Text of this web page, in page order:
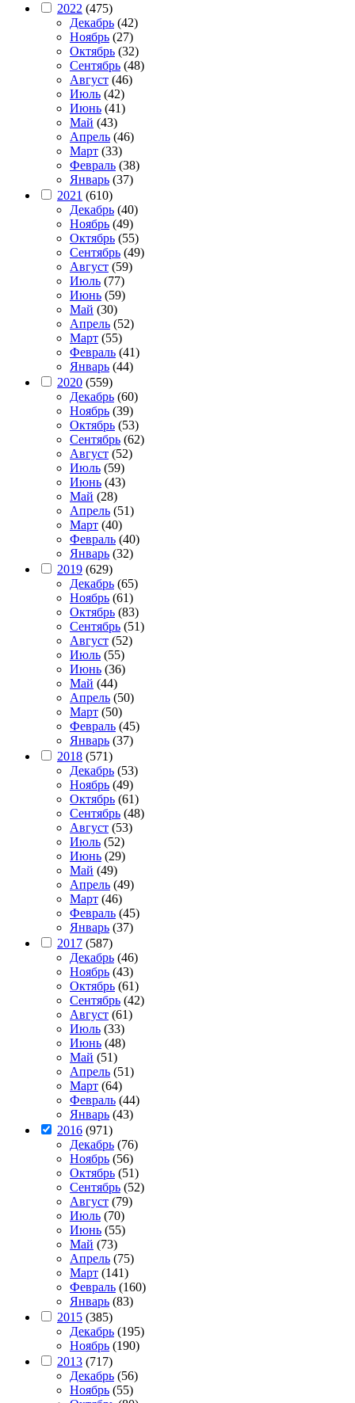
2022 (475)
Декабрь (42)
Ноябрь (27)
Октябрь (32)
Сентябрь (48)
Август (46)
Июль (42)
Июнь (41)
Май (43)
Апрель (46)
Март (33)
Февраль (38)
Январь (37)
2021 (610)
Декабрь (40)
Ноябрь (49)
Октябрь (55)
Сентябрь (49)
Август (59)
Июль (77)
Июнь (59)
Май (30)
Апрель (52)
Март (55)
Февраль (41)
Январь (44)
2020 (559)
Декабрь (60)
Ноябрь (39)
Октябрь (53)
Сентябрь (62)
Август (52)
Июль (59)
Июнь (43)
Май (28)
Апрель (51)
Март (40)
Февраль (40)
Январь (32)
2019 (629)
Декабрь (65)
Ноябрь (61)
Октябрь (83)
Сентябрь (51)
Август (52)
Июль (55)
Июнь (36)
Май (44)
Апрель (50)
Март (50)
Февраль (45)
Январь (37)
2018 (571)
Декабрь (53)
Ноябрь (49)
Октябрь (61)
Сентябрь (48)
Август (53)
Июль (52)
Июнь (29)
Май (49)
Апрель (49)
Март (46)
Февраль (45)
Январь (37)
2017 (587)
Декабрь (46)
Ноябрь (43)
Октябрь (61)
Сентябрь (42)
Август (61)
Июль (33)
Июнь (48)
Май (51)
Апрель (51)
Март (64)
Февраль (44)
Январь (43)
2016 (971)
Декабрь (76)
Ноябрь (56)
Октябрь (51)
Сентябрь (52)
Август (79)
Июль (70)
Июнь (55)
Май (73)
Апрель (75)
Март (141)
Февраль (160)
Январь (83)
2015 (385)
Декабрь (195)
Ноябрь (190)
2013 (717)
Декабрь (56)
Ноябрь (55)